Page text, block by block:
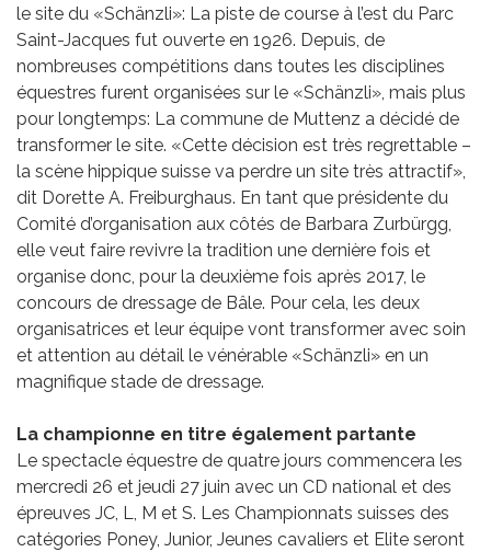
le site du «Schänzli»: La piste de course à l’est du Parc
Saint-Jacques fut ouverte en 1926. Depuis, de
nombreuses compétitions dans toutes les disciplines
équestres furent organisées sur le «Schänzli», mais plus
pour longtemps: La commune de Muttenz a décidé de
transformer le site. «Cette décision est très regrettable –
la scène hippique suisse va perdre un site très attractif»,
dit Dorette A. Freiburghaus. En tant que présidente du
Comité d’organisation aux côtés de Barbara Zurbürgg,
elle veut faire revivre la tradition une dernière fois et
organise donc, pour la deuxième fois après 2017, le
concours de dressage de Bâle. Pour cela, les deux
organisatrices et leur équipe vont transformer avec soin
et attention au détail le vénérable «Schänzli» en un
magnifique stade de dressage.
La championne en titre également partante
Le spectacle équestre de quatre jours commencera les
mercredi 26 et jeudi 27 juin avec un CD national et des
épreuves JC, L, M et S. Les Championnats suisses des
catégories Poney, Junior, Jeunes cavaliers et Elite seront